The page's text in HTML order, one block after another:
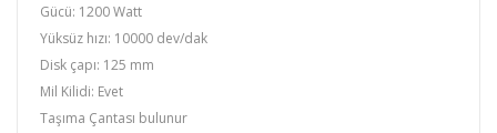
Gücü: 1200 Watt
Yüksüz hızı: 10000 dev/dak
Disk çapı: 125 mm
Mil Kilidi: Evet
Taşıma Çantası bulunur